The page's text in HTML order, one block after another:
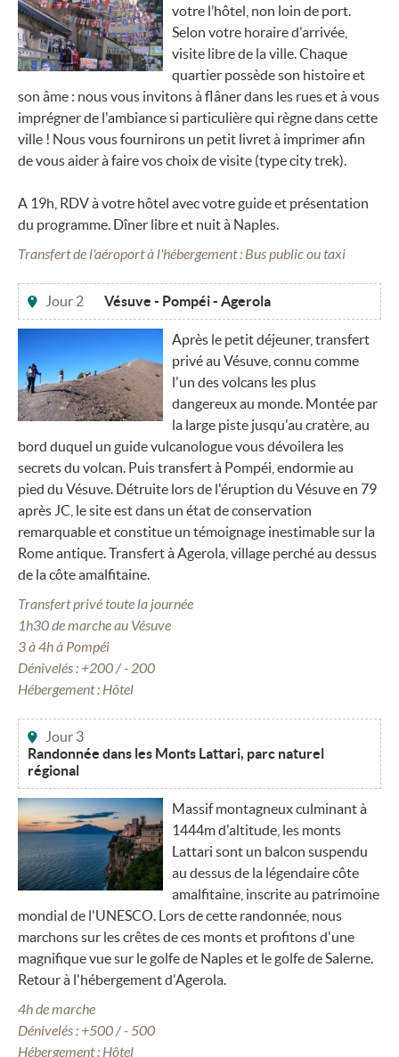
votre l’hôtel, non loin de port.
Selon votre horaire d'arrivée,
visite libre de la ville. Chaque
quartier possède son histoire et
son âme : nous vous invitons à flâner dans les rues et à vous
imprégner de l'ambiance si particulière qui règne dans cette
ville ! Nous vous fournirons un petit livret à imprimer afin
de vous aider à faire vos choix de visite (type city trek).
A 19h, RDV à votre hôtel avec votre guide et présentation
du programme. Dîner libre et nuit à Naples.
Transfert de l'aéroport à l'hébergement : Bus public ou taxi
Jour 2 Vésuve - Pompéi - Agerola
Après le petit déjeuner, transfert
privé au Vésuve, connu comme
l'un des volcans les plus
dangereux au monde. Montée par
la large piste jusqu'au cratère, au
bord duquel un guide vulcanologue vous dévoilera les
secrets du volcan. Puis transfert à Pompéi, endormie au
pied du Vésuve. Détruite lors de l'éruption du Vésuve en 79
après JC, le site est dans un état de conservation
remarquable et constitue un témoignage inestimable sur la
Rome antique. Transfert à Agerola, village perché au dessus
de la côte amalfitaine.
Transfert privé toute la journée
1h30 de marche au Vésuve
3 à 4h à Pompéi
Dénivelés : +200 / - 200
Hébergement : Hôtel
Jour 3
Randonnée dans les Monts Lattari, parc naturel
régional
Massif montagneux culminant à
1444m d'altitude, les monts
Lattari sont un balcon suspendu
au dessus de la légendaire côte
amalfitaine, inscrite au patrimoine
mondial de l'UNESCO. Lors de cette randonnée, nous
marchons sur les crêtes de ces monts et profitons d'une
magnifique vue sur le golfe de Naples et le golfe de Salerne.
Retour à l'hébergement d'Agerola.
4h de marche
Dénivelés : +500 / - 500
Hébergement : Hôtel